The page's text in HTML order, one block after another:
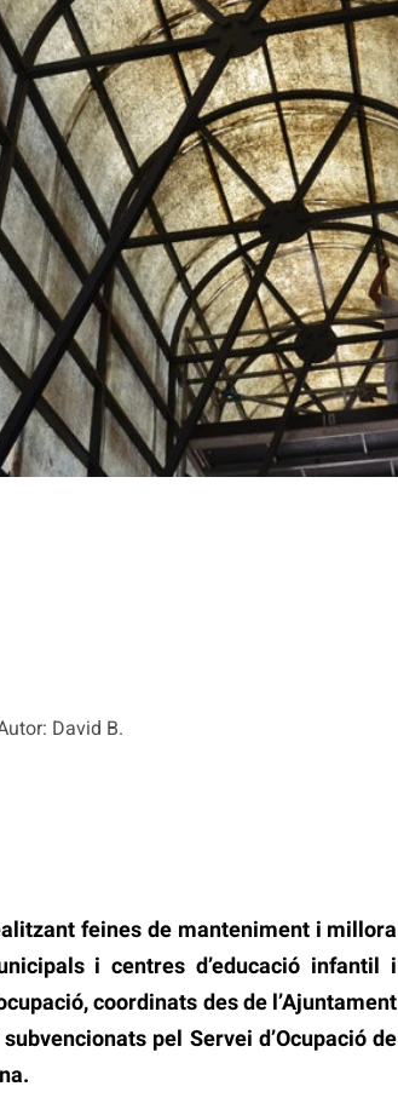
David B.
feines de manteniment i millora
i centres d’educació infantil i
coordinats des de l’Ajuntament
pel Servei d’Ocupació de